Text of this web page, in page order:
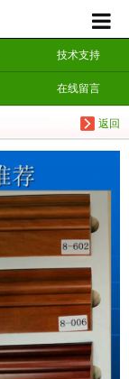
技术支持
在线留言
返回